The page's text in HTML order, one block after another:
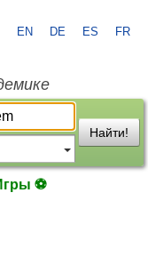
EN DE ES FR
Найти!
⚽